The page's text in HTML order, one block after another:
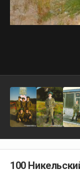
100